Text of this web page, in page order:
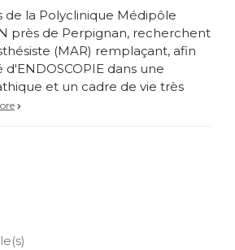
de la Polyclinique Médipôle
près de Perpignan, recherchent
(MAR) remplaçant, afin
d'ENDOSCOPIE dans une
et un cadre de vie très